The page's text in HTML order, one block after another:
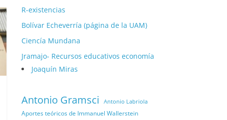
R-existencias
Bolívar Echeverría (página de la UAM)
Ciencía Mundana
Jramajo- Recursos educativos economía
Joaquín Miras
Antonio Gramsci Antonio Labriola
Aportes teóricos de Immanuel Wallerstein